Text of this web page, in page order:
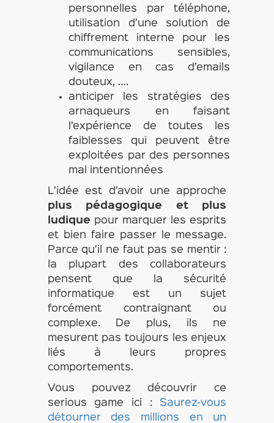
personnelles par téléphone,
utilisation d’une solution de
chiffrement interne pour les
communications sensibles,
vigilance en cas d’emails
douteux, ….
anticiper les stratégies des
arnaqueurs en faisant
l’expérience de toutes les
faiblesses qui peuvent être
exploitées par des personnes
mal intentionnées
L’idée est d’avoir une approche
plus pédagogique et plus
ludique pour marquer les esprits
et bien faire passer le message.
Parce qu’il ne faut pas se mentir :
la plupart des collaborateurs
pensent que la sécurité
informatique est un sujet
forcément contraignant ou
complexe. De plus, ils ne
mesurent pas toujours les enjeux
liés à leurs propres
comportements.
Vous pouvez découvrir ce
serious game ici : Saurez-vous
détourner des millions en un